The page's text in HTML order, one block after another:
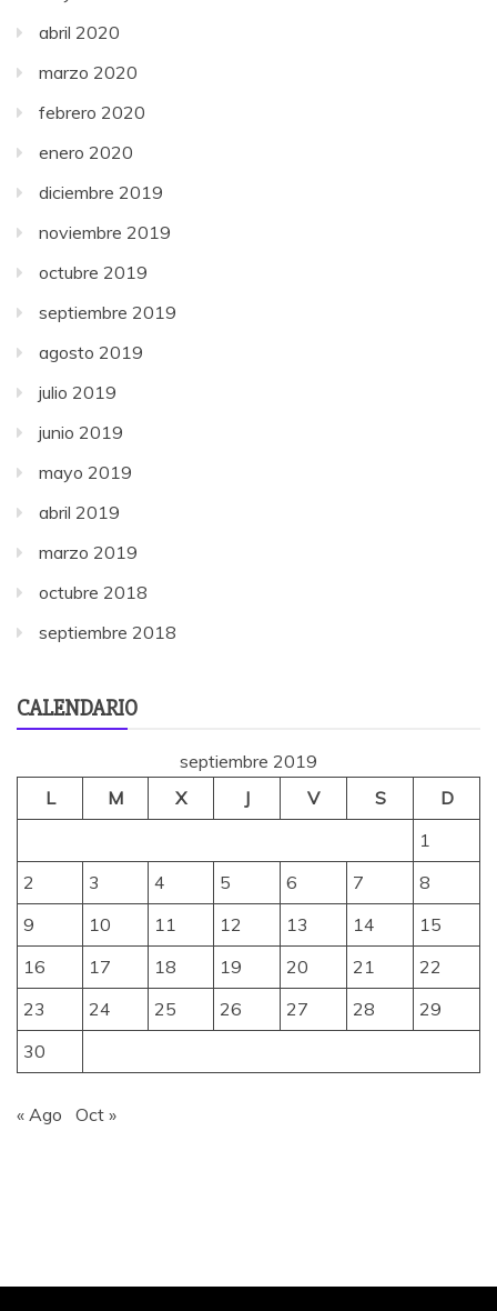
abril 2020
marzo 2020
febrero 2020
enero 2020
diciembre 2019
noviembre 2019
octubre 2019
septiembre 2019
agosto 2019
julio 2019
junio 2019
mayo 2019
abril 2019
marzo 2019
octubre 2018
septiembre 2018
CALENDARIO
septiembre 2019
L
M X J V S
D
1
2
3 4 5 6 7
8
9
10 11 12 13 14
15
16
17 18 19 20 21
22
23
24 25 26 27 28
29
30
« Ago Oct »